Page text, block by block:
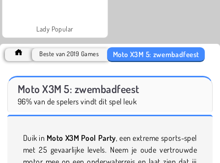
Lady Popular
Beste van 2019 Games Moto X3M 5: zwembadfeest
Moto X3M 5: zwembadfeest
96% van de spelers vindt dit spel leuk
Duik in Moto X3M Pool Party, een extreme sports-spel
met 25 gevaarlijke levels. Neem je oude vertrouwde